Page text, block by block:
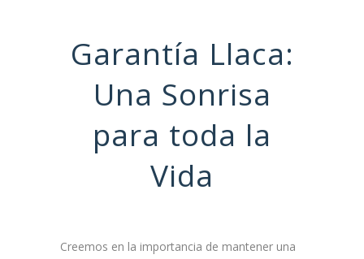
Garantía Llaca:
Una Sonrisa
para toda la
Vida
Creemos en la importancia de mantener una